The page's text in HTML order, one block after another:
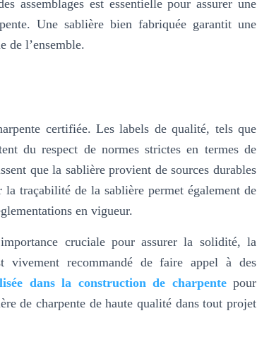
assemblages est essentielle pour assurer une
Une sablière bien fabriquée garantit une
de l’ensemble.
certifiée. Les labels de qualité, tels que
du respect de normes strictes en termes de
que la sablière provient de sources durables
traçabilité de la sablière permet également de
en vigueur.
cruciale pour assurer la solidité, la
recommandé de faire appel à des
dans la construction de charpentepour
de charpente de haute qualité dans tout projet